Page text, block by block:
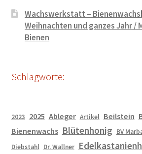
Wachswerkstatt –
Weihnachten und ganzes Jahr /
Bienen
Schlagworte:
2023 2025 Ableger Artikel Beilstein
Bienenwachs Blütenhonig BV
Diebstahl Dr. Wallner